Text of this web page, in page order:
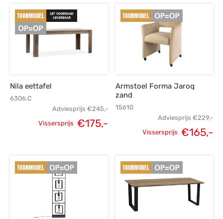
prijs was:
€1.189,-.
prijs is:
€849,-.
Nila eettafel
6306.C
Adviesprijs €245,-
Vissersprijs €175,-
Huidige
€175,-.
Armstoel Forma Jaroq
zand
15610
Adviesprijs €229,-
prijs was:
€229,-.
Vissersprijs €165,-